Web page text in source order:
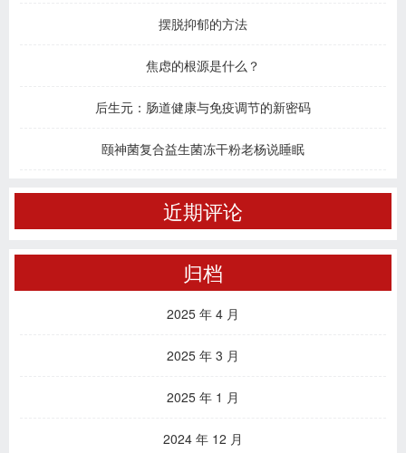
摆脱抑郁的方法
焦虑的根源是什么？
后生元：肠道健康与免疫调节的新密码
颐神菌复合益生菌冻干粉老杨说睡眠
近期评论
归档
2025 年 4 月
2025 年 3 月
2025 年 1 月
2024 年 12 月